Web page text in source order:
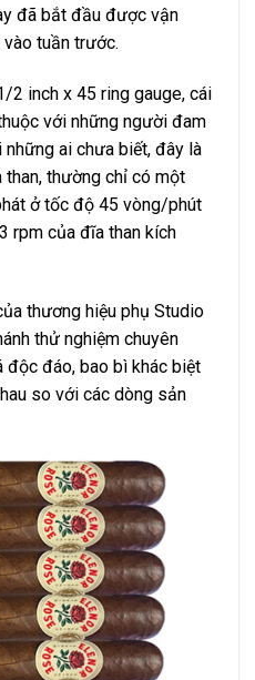
đã bắt đầu được vận
vào tuần trước.
2 inch x 45 ring gauge, cái
với những người đam
ai chưa biết, đây là
than, thường chỉ có một
ở tốc độ 45 vòng/phút
rpm của đĩa than kích
thương hiệu phụ Studio
thử nghiệm chuyên
độc đáo, bao bì khác biệt
so với các dòng sản